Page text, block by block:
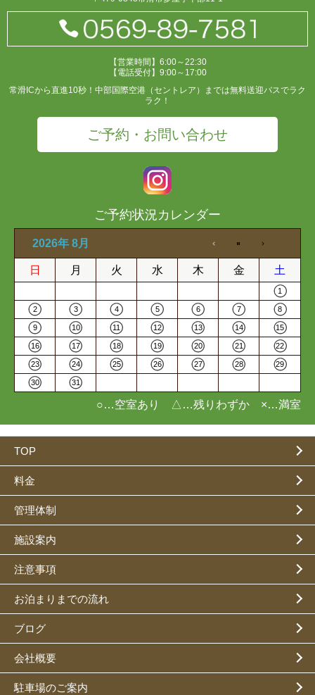
【営業時間】6:00～22:30
【電話受付】9:00～17:00
常滑ICから直進10秒！中部国際空港（セントレア）までは無料送迎バスでラク
ラク！
ご予約・お問い合わせ
ご予約状況カレンダー
2026年 8月
日 月 火 水 木 金 土
1
2 3 4 5 6 7 8
9 10 11 12 13 14 15
16 17 18 19 20 21 22
23 24 25 26 27 28 29
30 31
○…空室あり △…残りわずか ×…満室
TOP
料金
管理体制
施設案内
注意事項
お泊まりまでの流れ
ブログ
会社概要
駐車場のご案内